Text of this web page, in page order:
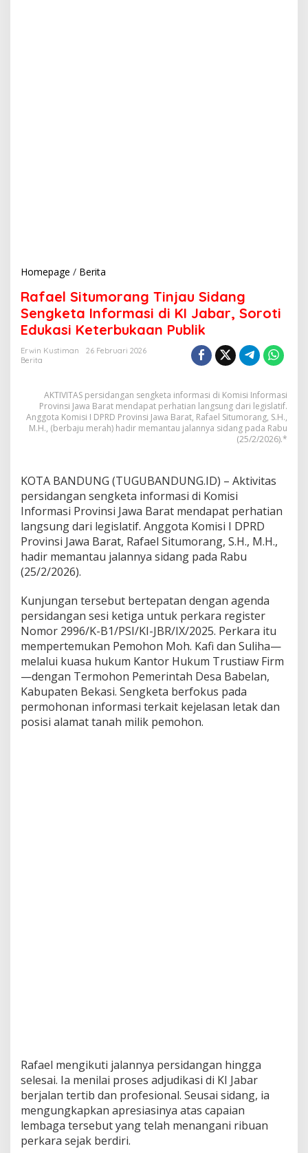
Homepage / Berita
f
a
e
l
S
m
o
r
a
i
n
j
a
u
S
n
g
S
e
n
g
k
e
t
a
I
n
k
a
s
i
K
e
t
Rafael Situmorang Tinjau Sidang
Sengketa Informasi di KI Jabar, Soroti
Edukasi Keterbukaan Publik
Erwin Kustiman
26 Februari 2026
Berita
AKTIVITAS persidangan sengketa informasi di Komisi Informasi
Provinsi Jawa Barat mendapat perhatian langsung dari legislatif.
Anggota Komisi I DPRD Provinsi Jawa Barat, Rafael Situmorang, S.H.,
M.H., (berbaju merah) hadir memantau jalannya sidang pada Rabu
(25/2/2026).*
KOTA BANDUNG (TUGUBANDUNG.ID) – Aktivitas
persidangan sengketa informasi di Komisi
Informasi Provinsi Jawa Barat mendapat perhatian
langsung dari legislatif. Anggota Komisi I DPRD
Provinsi Jawa Barat, Rafael Situmorang, S.H., M.H.,
hadir memantau jalannya sidang pada Rabu
(25/2/2026).
Kunjungan tersebut bertepatan dengan agenda
persidangan sesi ketiga untuk perkara register
Nomor 2996/K-B1/PSI/KI-JBR/IX/2025. Perkara itu
mempertemukan Pemohon Moh. Kafi dan Suliha—
melalui kuasa hukum Kantor Hukum Trustiaw Firm
—dengan Termohon Pemerintah Desa Babelan,
Kabupaten Bekasi. Sengketa berfokus pada
permohonan informasi terkait kejelasan letak dan
posisi alamat tanah milik pemohon.
Rafael mengikuti jalannya persidangan hingga
selesai. Ia menilai proses adjudikasi di KI Jabar
berjalan tertib dan profesional. Seusai sidang, ia
mengungkapkan apresiasinya atas capaian
lembaga tersebut yang telah menangani ribuan
perkara sejak berdiri.